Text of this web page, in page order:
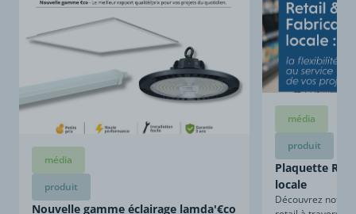
média
produit
Nouvelle gamme éclairage lamda'€co
média
produit
Plaquette
locale
Découvrez notre